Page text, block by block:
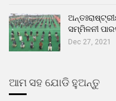
ସମ୍ମିଳନୀ
Dec 27, 2021
ଆମ ସହ ଯୋଡି ହୁଅନ୍ତୁ